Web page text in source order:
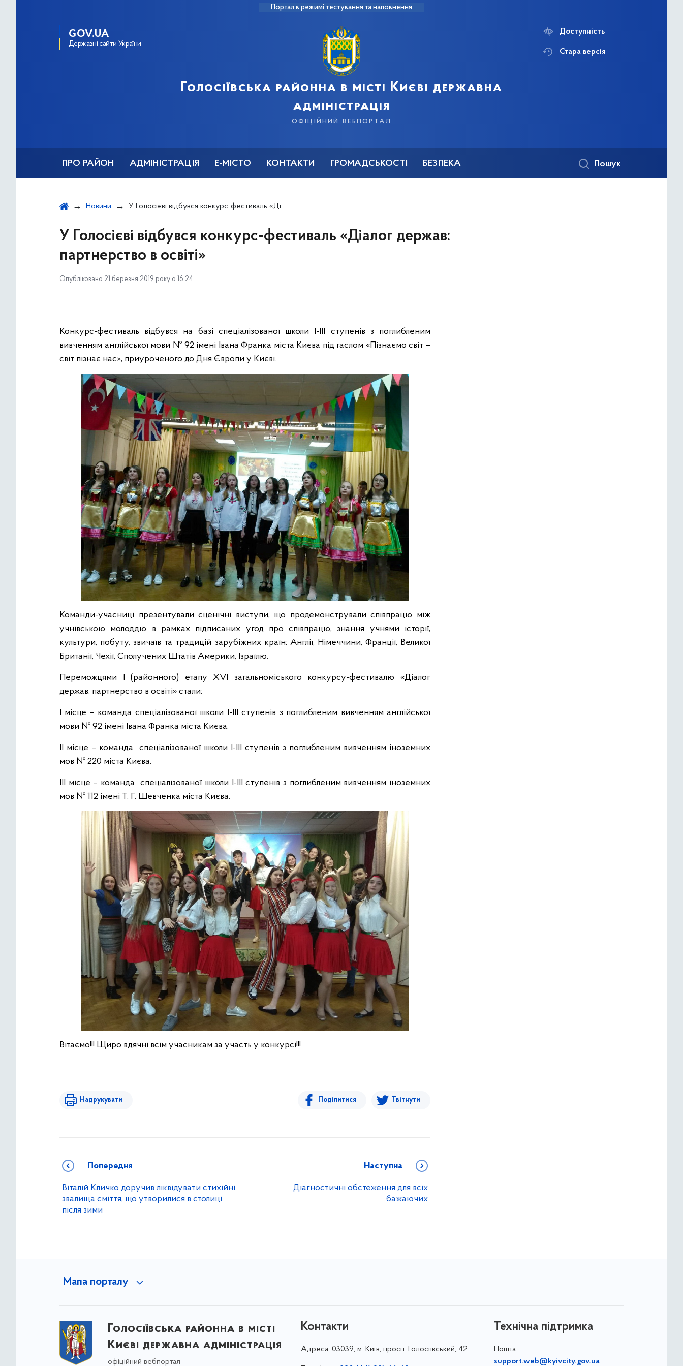
Портал в режимі тестування та наповнення
GOV.UA
Державні сайти України
Голосіївська районна в місті Києві державна
адміністрація
офіційний вебпортал
Доступність
Стара версія
ПРО РАЙОН АДМІНІСТРАЦІЯ Е-МІСТО КОНТАКТИ ГРОМАДСЬКОСТІ БЕЗПЕКА Пошук
Новини У Голосієві відбувся конкурс-фестиваль «Діалог держав: партнерство в освіті»
У Голосієві відбувся конкурс-фестиваль «Діалог держав:
партнерство в освіті»
Опубліковано 21 березня 2019 року о 16:24
Конкурс-фестиваль відбувся на базі спеціалізованої школи І-ІІІ ступенів з поглибленим
вивченням англійської мови № 92 імені Івана Франка міста Києва під гаслом «Пізнаємо світ –
світ пізнає нас», приуроченого до Дня Європи у Києві.
Команди-учасниці презентували сценічні виступи, що продемонстрували співпрацю між
учнівською молоддю в рамках підписаних угод про співпрацю, знання учнями історії,
культури, побуту, звичаїв та традицій зарубіжних країн: Англії, Німеччини, Франції, Великої
Британії, Чехії, Сполучених Штатів Америки, Ізраїлю.
Переможцями І (районного) етапу ХVІ загальноміського конкурсу-фестивалю «Діалог
держав: партнерство в освіті» стали:
І місце – команда спеціалізованої школи І-ІІІ ступенів з поглибленим вивченням англійської
мови № 92 імені Івана Франка міста Києва.
ІІ місце – команда спеціалізованої школи І-ІІІ ступенів з поглибленим вивченням іноземних
мов № 220 міста Києва.
ІІІ місце – команда спеціалізованої школи І-ІІІ ступенів з поглибленим вивченням іноземних
мов № 112 імені Т. Г. Шевченка міста Києва.
Вітаємо!!! Щиро вдячні всім учасникам за участь у конкурсі!!!
Надрукувати Поділитися Твітнути
Попередня
Віталій Кличко доручив ліквідувати стихійні
звалища сміття, що утворилися в столиці
після зими
Наступна
Діагностичні обстеження для всіх
бажаючих
Мапа порталу
Голосіївська районна в місті
Києві державна адміністрація
офіційний вебпортал
Контакти
Адреса: 03039, м. Київ, просп. Голосіївський, 42
Технічна підтримка
Пошта:
support.web@kyivcity.gov.ua